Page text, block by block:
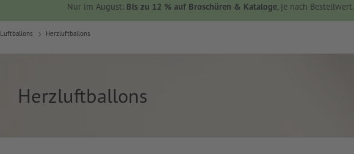
Nur im August: Bis zu 12 % auf Broschüren & Kataloge, je nach Bestellwert.
Luftballons Herzluftballons
Herzluftballons